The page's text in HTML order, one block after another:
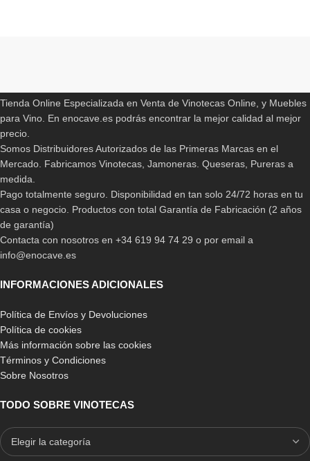
Tienda Online Especializada en Venta de Vinotecas Online, y Muebles
para Vino. En enocave.es podrás encontrar la mejor calidad al mejor
precio.
Somos Distribuidores Autorizados de las Primeras Marcas en el
Mercado. Fabricamos Vinotecas, Jamoneras. Queseras, Pureras a
medida.
Pago totalmente seguro. Disponibilidad en tan solo 24/72 horas en tu
casa o negocio. Productos con total Garantía de Fabricación (2 años
de garantía)
Contacta con nosotros en +34 619 94 74 29 o por email a
info@enocave.es
INFORMACIONES ADICIONALES
Política de Envíos y Devoluciones
Política de cookies
Más información sobre las cookies
Términos y Condiciones
Sobre Nosotros
TODO SOBRE VINOTECAS